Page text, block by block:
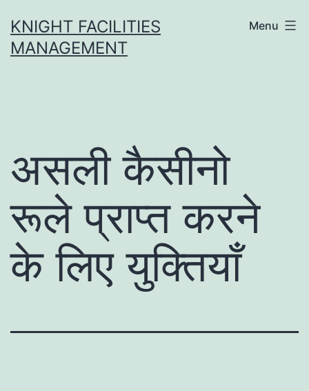
to
content
KNIGHT FACILITIES
MANAGEMENT
Menu
असली कैसीनो
रूले प्राप्त करने
के लिए युक्तियाँ